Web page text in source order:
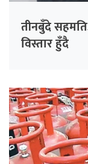
तीनबुँदे
विस्तार हुँदै